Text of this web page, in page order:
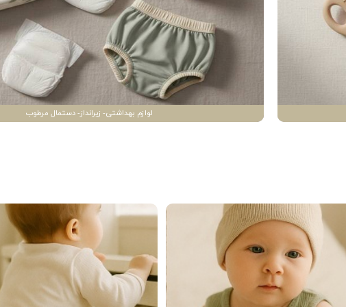
لوازم بهداشتی- زیرانداز- دستمال مرطوب